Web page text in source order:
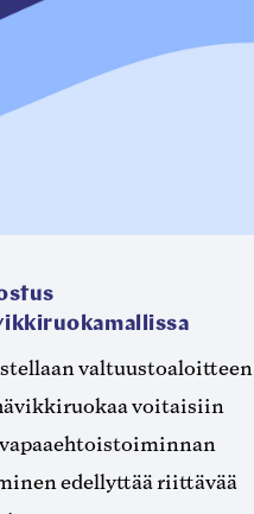
valtuustoaloitteen
voitaisiin
edellyttää riittävää